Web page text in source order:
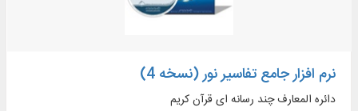
نرم افزار جامع تفاسیر نور (نسخه 4)
دائره المعارف چند رسانه ای قرآن کریم